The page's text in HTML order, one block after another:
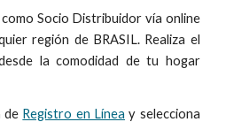
Socio Distribuidor vía online
región de BRASIL. Realiza el
la comodidad de tu hogar
de Registro en Línea y selecciona